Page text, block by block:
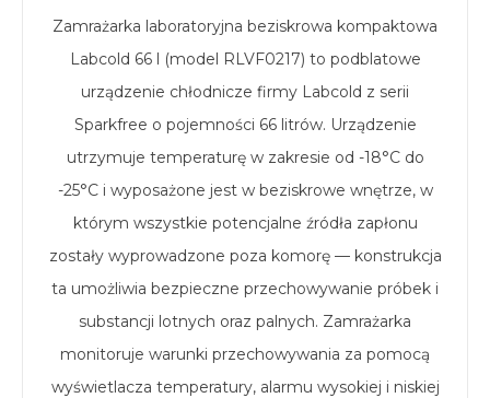
Zamrażarka laboratoryjna beziskrowa kompaktowa
Labcold 66 l (model RLVF0217) to podblatowe
urządzenie chłodnicze firmy Labcold z serii
Sparkfree o pojemności 66 litrów. Urządzenie
utrzymuje temperaturę w zakresie od -18°C do
-25°C i wyposażone jest w beziskrowe wnętrze, w
którym wszystkie potencjalne źródła zapłonu
zostały wyprowadzone poza komorę — konstrukcja
ta umożliwia bezpieczne przechowywanie próbek i
substancji lotnych oraz palnych. Zamrażarka
monitoruje warunki przechowywania za pomocą
wyświetlacza temperatury, alarmu wysokiej i niskiej